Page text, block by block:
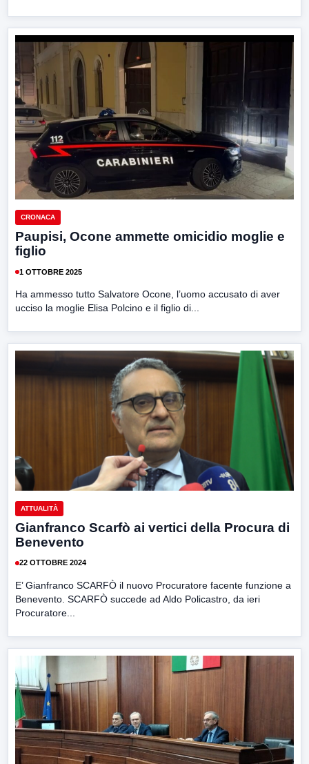
CRONACA
Paupisi, Ocone ammette omicidio moglie e
figlio
1 OTTOBRE 2025
Ha ammesso tutto Salvatore Ocone, l’uomo accusato di aver
ucciso la moglie Elisa Polcino e il figlio di...
ATTUALITÀ
Gianfranco Scarfò ai vertici della Procura di
Benevento
22 OTTOBRE 2024
E’ Gianfranco SCARFÒ il nuovo Procuratore facente funzione a
Benevento. SCARFÒ succede ad Aldo Policastro, da ieri
Procuratore...